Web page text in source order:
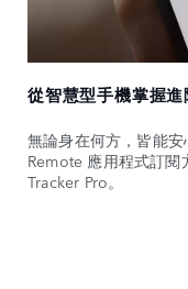
從智慧型手機掌握
無論身在何方，皆能
Remote 應用程式訂
Tracker Pro。